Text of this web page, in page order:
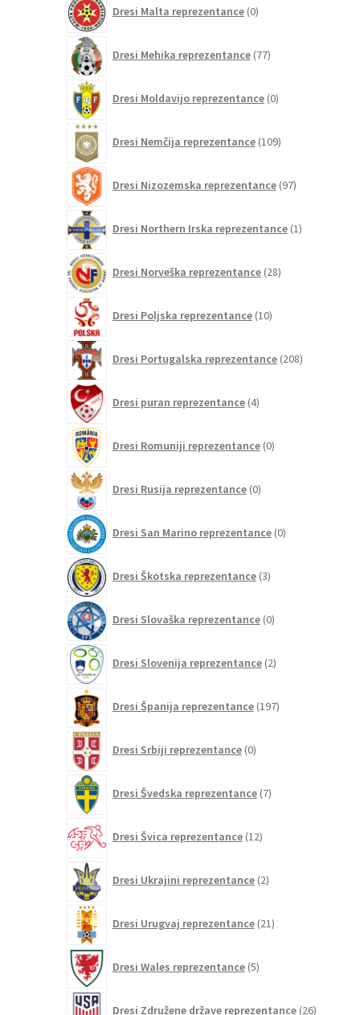
Dresi Malta reprezentance 0izdelkov
Dresi Mehika reprezentance 77izdelkov
Dresi Moldavijo reprezentance 0izdelkov
Dresi Nemčija reprezentance 109izdelkov
Dresi Nizozemska reprezentance 97izdelkov
Dresi Northern Irska reprezentance 1izdelek
Dresi Norveška reprezentance 28izdelkov
Dresi Poljska reprezentance 10izdelkov
Dresi Portugalska reprezentance 208izdelkov
Dresi puran reprezentance 4izdelki
Dresi Romuniji reprezentance 0izdelkov
Dresi Rusija reprezentance 0izdelkov
Dresi San Marino reprezentance 0izdelkov
Dresi Škotska reprezentance 3izdelki
Dresi Slovaška reprezentance 0izdelkov
Dresi Slovenija reprezentance 2izdelka
Dresi Španija reprezentance 197izdelkov
Dresi Srbiji reprezentance 0izdelkov
Dresi Švedska reprezentance 7izdelkov
Dresi Švica reprezentance 12izdelkov
Dresi Ukrajini reprezentance 2izdelka
Dresi Urugvaj reprezentance 21izdelkov
Dresi Wales reprezentance 5izdelkov
Dresi Združene države reprezentance 26